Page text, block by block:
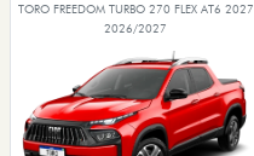
TORO FREEDOM TURBO 270 FLEX AT6 2027
2026/2027